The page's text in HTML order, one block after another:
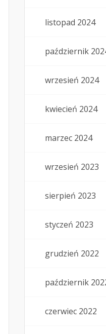
listopad 2024
październik
wrzesień 2024
kwiecień 2024
marzec 2024
wrzesień 2023
sierpień 2023
styczeń 2023
grudzień 2022
październik
czerwiec 2022